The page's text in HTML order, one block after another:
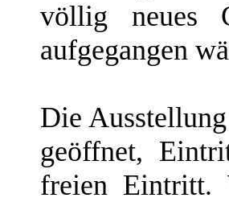
völlig neues
aufgegangen
Die
geöffnet,
freien Eintritt.